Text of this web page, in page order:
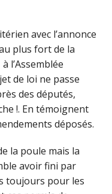
avec l’annonce
plus fort de la
l’Assemblée
de loi ne passe
des députés,
!. En témoignent
déposés.
la poule mais la
avoir fini par
toujours pour les